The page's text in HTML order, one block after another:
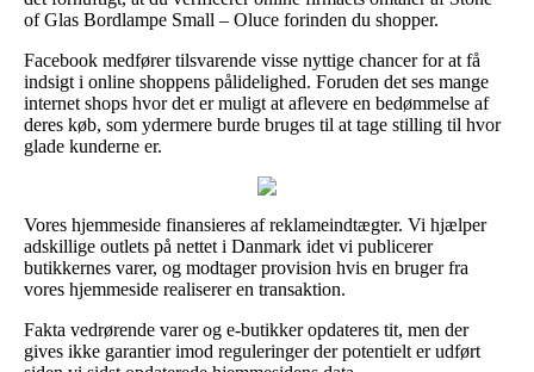
of Glas Bordlampe Small – Oluce forinden du shopper.
Facebook medfører tilsvarende visse nyttige chancer for at få
indsigt i online shoppens pålidelighed. Foruden det ses mange
internet shops hvor det er muligt at aflevere en bedømmelse af
deres køb, som ydermere burde bruges til at tage stilling til hvor
glade kunderne er.
Vores hjemmeside finansieres af reklameindtægter. Vi hjælper
adskillige outlets på nettet i Danmark idet vi publicerer
butikkernes varer, og modtager provision hvis en bruger fra
vores hjemmeside realiserer en transaktion.
Fakta vedrørende varer og e-butikker opdateres tit, men der
gives ikke garantier imod reguleringer der potentielt er udført